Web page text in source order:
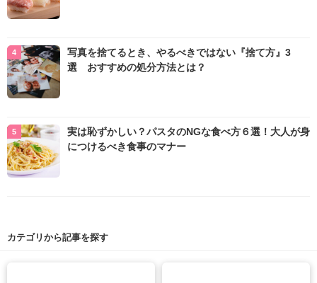
写真を捨てるとき、やるべきではない『捨て方』3
選 おすすめの処分方法とは？
実は恥ずかしい？パスタのNGな食べ方６選！大人が身
につけるべき食事のマナー
カテゴリから記事を探す